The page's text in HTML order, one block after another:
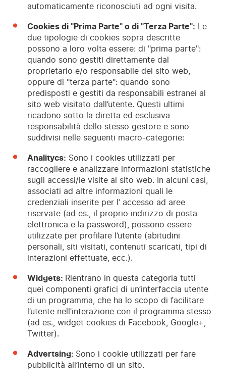
automaticamente riconosciuti ad ogni visita.
Cookies di "Prima Parte" o di "Terza Parte": Le
due tipologie di cookies sopra descritte
possono a loro volta essere: di "prima parte":
quando sono gestiti direttamente dal
proprietario e/o responsabile del sito web,
oppure di "terza parte": quando sono
predisposti e gestiti da responsabili estranei al
sito web visitato dall’utente. Questi ultimi
ricadono sotto la diretta ed esclusiva
responsabilità dello stesso gestore e sono
suddivisi nelle seguenti macro-categorie:
Analitycs: Sono i cookies utilizzati per
raccogliere e analizzare informazioni statistiche
sugli accessi/le visite al sito web. In alcuni casi,
associati ad altre informazioni quali le
credenziali inserite per l’ accesso ad aree
riservate (ad es., il proprio indirizzo di posta
elettronica e la password), possono essere
utilizzate per profilare l’utente (abitudini
personali, siti visitati, contenuti scaricati, tipi di
interazioni effettuate, ecc.).
Widgets: Rientrano in questa categoria tutti
quei componenti grafici di un’interfaccia utente
di un programma, che ha lo scopo di facilitare
l’utente nell’interazione con il programma stesso
(ad es., widget cookies di Facebook, Google+,
Twitter).
Advertsing: Sono i cookie utilizzati per fare
pubblicità all’interno di un sito.